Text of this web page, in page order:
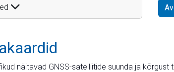
näitavad GNSS-satelliitide suunda ja